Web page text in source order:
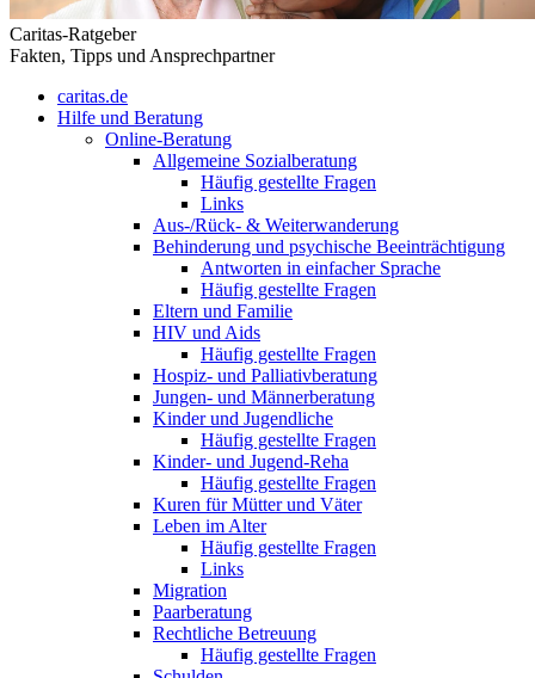
Caritas-Ratgeber
Fakten, Tipps und Ansprechpartner
caritas.de
Hilfe und Beratung
Online-Beratung
Allgemeine Sozialberatung
Häufig gestellte Fragen
Links
Aus-/Rück- & Weiterwanderung
Behinderung und psychische Beeinträchtigung
Antworten in einfacher Sprache
Häufig gestellte Fragen
Eltern und Familie
HIV und Aids
Häufig gestellte Fragen
Hospiz- und Palliativberatung
Jungen- und Männerberatung
Kinder und Jugendliche
Häufig gestellte Fragen
Kinder- und Jugend-Reha
Häufig gestellte Fragen
Kuren für Mütter und Väter
Leben im Alter
Häufig gestellte Fragen
Links
Migration
Paarberatung
Rechtliche Betreuung
Häufig gestellte Fragen